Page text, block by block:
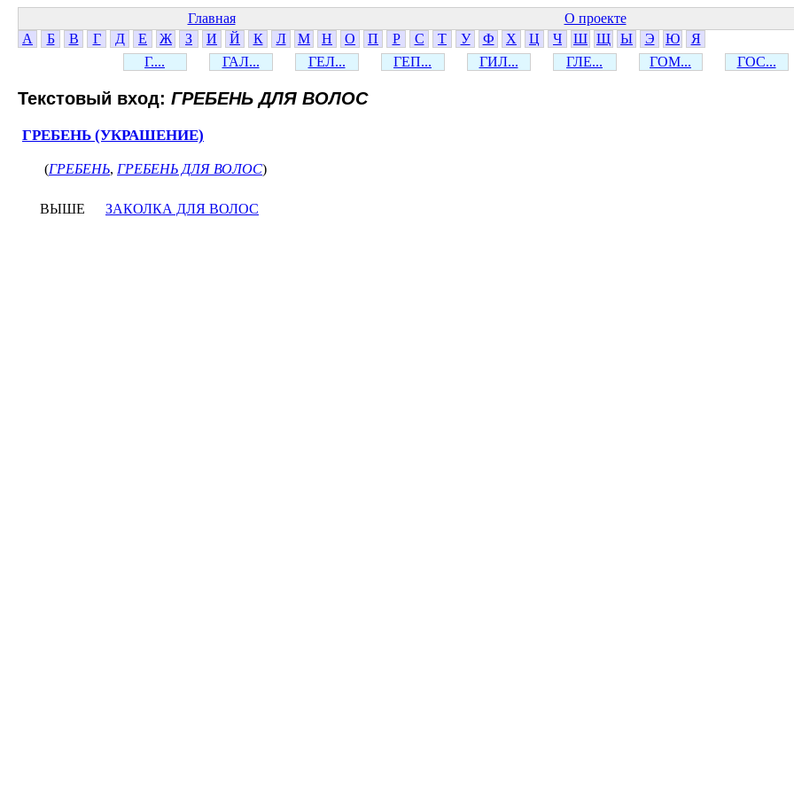
Главная О проекте
А
Б В Г Д Е Ж З И Й К Л М Н О П Р С Т У Ф Х Ц Ч Ш Щ Ы Э Ю
Я
Г....
ГАЛ... ГЕЛ... ГЕП... ГИЛ... ГЛЕ... ГОМ... ГОС...
Текстовый вход: ГРЕБЕНЬ ДЛЯ ВОЛОС
ГРЕБЕНЬ (УКРАШЕНИЕ)
(ГРЕБЕНЬ, ГРЕБЕНЬ ДЛЯ ВОЛОС)
ВЫШЕ ЗАКОЛКА ДЛЯ ВОЛОС